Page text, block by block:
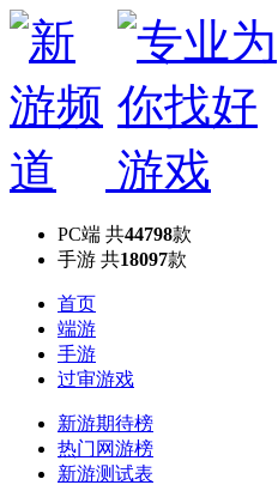
PC端 共44798款
手游 共18097款
首页
端游
手游
过审游戏
新游期待榜
热门网游榜
新游测试表